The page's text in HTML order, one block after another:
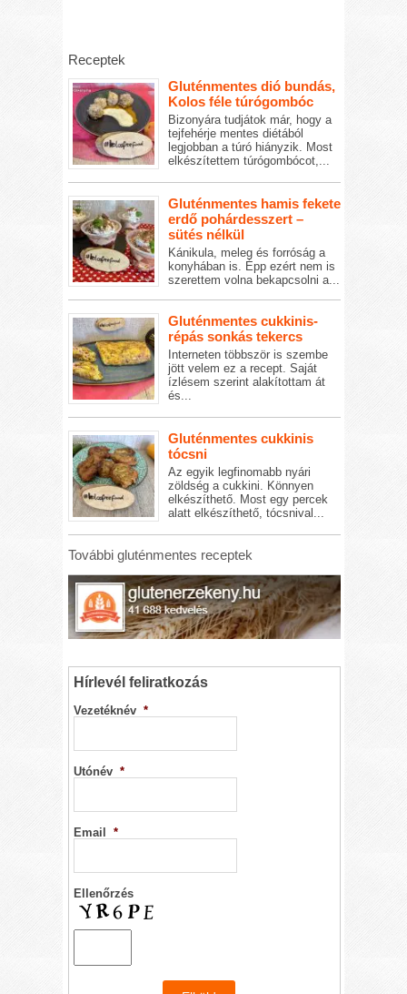
Receptek
Gluténmentes dió bundás,
Kolos féle túrógombóc
Bizonyára tudjátok már, hogy a
tejfehérje mentes diétából
legjobban a túró hiányzik. Most
elkészítettem túrógombócot,...
Gluténmentes hamis fekete
erdő pohárdesszert –
sütés nélkül
Kánikula, meleg és forróság a
konyhában is. Épp ezért nem is
szerettem volna bekapcsolni a...
Gluténmentes cukkinis-
répás sonkás tekercs
Interneten többször is szembe
jött velem ez a recept. Saját
ízlésem szerint alakítottam át
és...
Gluténmentes cukkinis
tócsni
Az egyik legfinomabb nyári
zöldség a cukkini. Könnyen
elkészíthető. Most egy percek
alatt elkészíthető, tócsnival...
További gluténmentes receptek
Hírlevél feliratkozás
Vezetéknév *
Utónév *
Email *
Ellenőrzés